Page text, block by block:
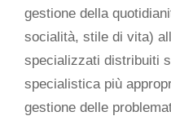
gestione della
socialità, stile di vita)
specializzati distribuiti
specialistica più
gestione delle